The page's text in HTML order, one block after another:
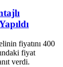
fiyatını 400
fiyat
verdi.